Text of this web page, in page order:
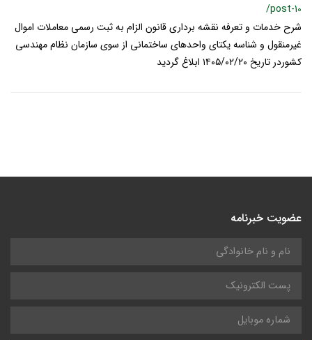
/post-10
شرح خدمات و تعرفه نقشه برداری قانون الزام به ثبت رسمی معاملات اموال
غیرمنقول و شناسه یکتای واحدهای ساختمانی از سوی سازمان نظام مهندسی
کشوردر تاریخ ١۴٠۵/٠٢/٢٠ ابلاغ گردید
عضویت خبرنامه